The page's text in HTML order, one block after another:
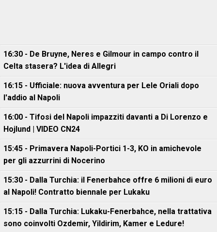
16:30 - De Bruyne, Neres e Gilmour in campo contro il
Celta stasera? L'idea di Allegri
16:15 - Ufficiale: nuova avventura per Lele Oriali dopo
l'addio al Napoli
16:00 - Tifosi del Napoli impazziti davanti a Di Lorenzo e
Hojlund | VIDEO CN24
15:45 - Primavera Napoli-Portici 1-3, KO in amichevole
per gli azzurrini di Nocerino
15:30 - Dalla Turchia: il Fenerbahce offre 6 milioni di euro
al Napoli! Contratto biennale per Lukaku
15:15 - Dalla Turchia: Lukaku-Fenerbahce, nella trattativa
sono coinvolti Ozdemir, Yildirim, Kamer e Ledure!